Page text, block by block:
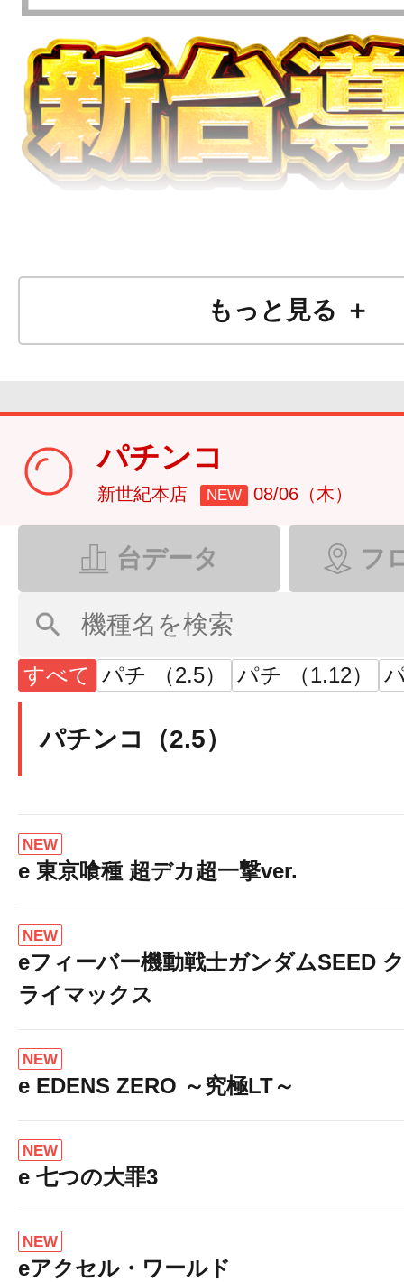
もっと見る ＋
パチンコ
新世紀本店 NEW 08/06（木）
台データ フ
すべて パチ （2.5） パチ （1.12）
パチンコ（2.5）
NEW
e 東京喰種 超デカ超一撃ver.
NEW
eフィーバー機動戦士ガンダムSEED ク
ライマックス
NEW
e EDENS ZERO ～究極LT～
NEW
e 七つの大罪3
NEW
eアクセル・ワールド